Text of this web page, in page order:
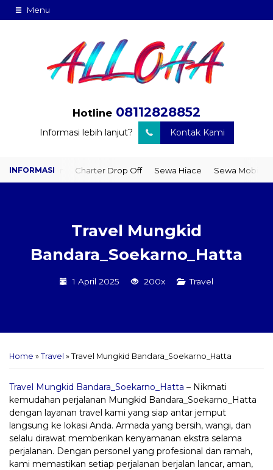
Menu
Hotline 08112828852
Informasi lebih lanjut? Kontak Kami
Door Charter Drop Off Sewa Hiace Sewa Mobil Plus Driver
Travel Mungkid
Bandara_Soekarno_Hatta
1 April 2025 200x Travel
Home » Travel » Travel Mungkid Bandara_Soekarno_Hatta
Travel Mungkid Bandara_Soekarno_Hatta – Nikmati
kemudahan perjalanan Mungkid Bandara_Soekarno_Hatta
dengan layanan travel kami yang siap antar jemput
langsung ke lokasi Anda. Armada yang bersih, wangi, dan
selalu dirawat memberikan kenyamanan ekstra selama
perjalanan. Dengan personel yang profesional dan ramah,
kami memastikan setiap perjalanan berjalan lancar, aman,